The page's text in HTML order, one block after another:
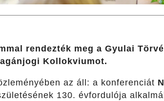
rendezték meg a Gyulai
Kollokviumot.
az áll: a konferenciát
130. évfordulója